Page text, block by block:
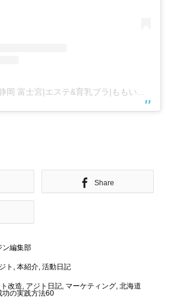
Share
ン編集部
ト , 本紹介, 活動日記
改造, アジト日記, マーケティング, 北海道
功の実践方法60